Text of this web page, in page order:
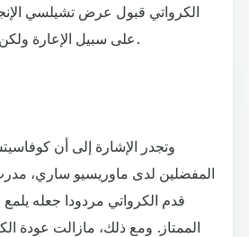
الكرواتي قبول عرض تشيلسي
على سبيل الإعارة ولكن من دون خيار شرائه.
وتجدر الإشارة إلى أن
المفضلين لدى ماوريسيو ساري،
قدم الكرواتي مردودا جعله
الممتاز. ومع ذلك، مازالت عودة